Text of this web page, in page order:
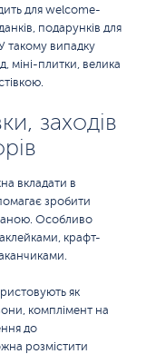
для welcome-
подарунків для
У такому випадку
міні-плитки, велика
заходів
вкладати в
зробити
Особливо
крафт-
як
комплімент на
до
розмістити